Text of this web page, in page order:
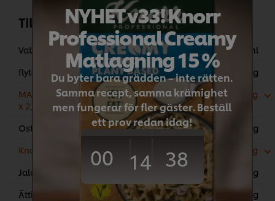
Till såsen
Vatten
800 ml
flytande fett
60 g
MAIZENA Ekologisk Majsstärkelse 4
x 2,5 kg
40 g
Ost, riven
300 g
Knorr Umami 6 x 1 kg
10 g
Jalapeño, inlagd hackad
50 g
Ättika 12%
8 g
NYHET v33! Knorr
Professional Creamy
Matlagning 15 %
Du byter bara grädden – inte rätten.
Samma recept, samma krämighet
men fungerar för fler gäster. Beställ
ett prov redan idag!
00 14 38